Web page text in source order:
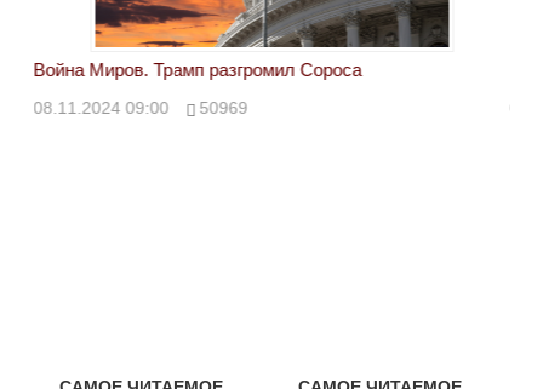
Война Миров. Трамп разгромил Сороса
08.11.2024 09:00 50969